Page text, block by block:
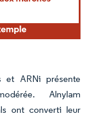
et ARNi présente
Alnylam
ont converti leur